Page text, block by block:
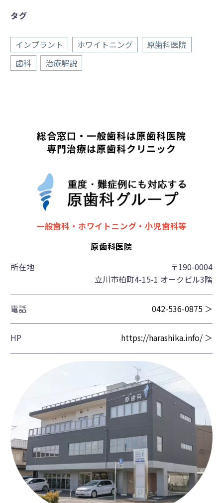
タグ
インプラント ホワイトニング
原歯科医院
歯科
治療解説
総合窓口・一般歯科は原歯科医院
専門治療は原歯科クリニック
一般歯科・ホワイトニング・小児歯科等
原歯科医院
所在地
〒190-0004
立川市柏町4-15-1 オークビル3階
電話 042-536-0875 ＞
HP https://harashika.info/ ＞